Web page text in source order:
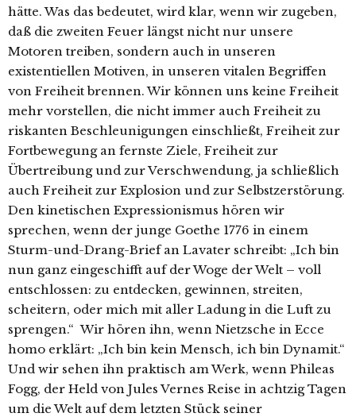
hätte. Was das bedeutet, wird klar, wenn wir zugeben,
daß die zweiten Feuer längst nicht nur unsere
Motoren treiben, sondern auch in unseren
existentiellen Motiven, in unseren vitalen Begriffen
von Freiheit brennen. Wir können uns keine Freiheit
mehr vorstellen, die nicht immer auch Freiheit zu
riskanten Beschleunigungen einschließt, Freiheit zur
Fortbewegung an fernste Ziele, Freiheit zur
Übertreibung und zur Verschwendung, ja schließlich
auch Freiheit zur Explosion und zur Selbstzerstörung.
Den kinetischen Expressionismus hören wir
sprechen, wenn der junge Goethe 1776 in einem
Sturm-und-Drang-Brief an Lavater schreibt: „Ich bin
nun ganz eingeschifft auf der Woge der Welt – voll
entschlossen: zu entdecken, gewinnen, streiten,
scheitern, oder mich mit aller Ladung in die Luft zu
sprengen.“ Wir hören ihn, wenn Nietzsche in Ecce
homo erklärt: „Ich bin kein Mensch, ich bin Dynamit.“
Und wir sehen ihn praktisch am Werk, wenn Phileas
Fogg, der Held von Jules Vernes Reise in achtzig Tagen
um die Welt auf dem letzten Stück seiner